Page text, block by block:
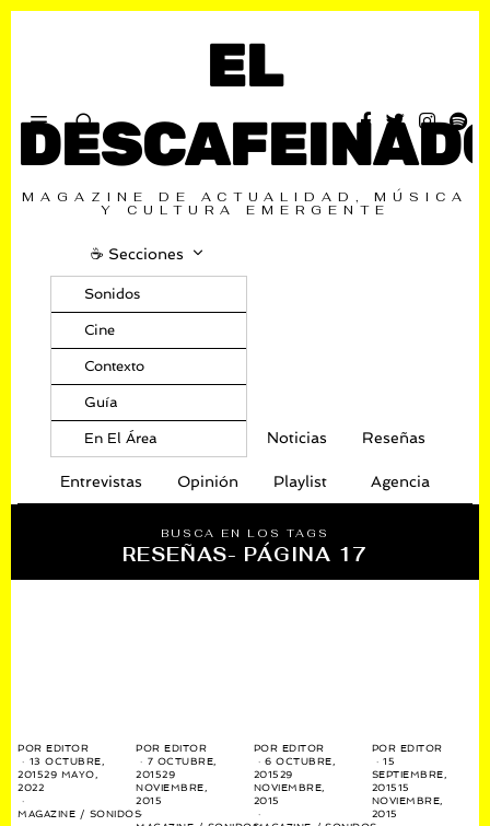
EL
MAGAZINE DE ACTUALIDAD, MÚSICA
Y CULTURA EMERGENTE
☕️ Secciones
Sonidos
Cine
Contexto
Guía
En El Área Noticias Reseñas
Entrevistas Opinión Playlist Agencia
BUSCA EN LOS TAGS
RESEÑAS- PÁGINA 17
POREDITOR
13 OCTUBRE,
201529 MAYO,
2022
MAGAZINE / SONIDOS
POREDITOR
7 OCTUBRE,
201529
NOVIEMBRE,
2015
POR EDITOR
6 OCTUBRE,
2015 29
NOVIEMBRE,
2015
POR EDITOR
15
SEPTIEMBRE,
2015 15
NOVIEMBRE,
2015